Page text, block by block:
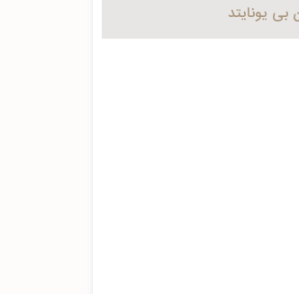
بی یونایتد